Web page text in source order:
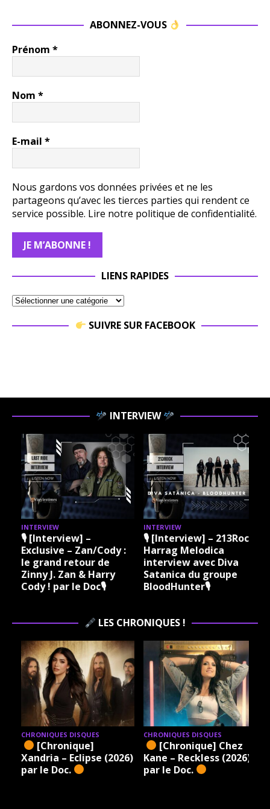
ABONNEZ-VOUS
Prénom *
Nom *
E-mail *
Nous gardons vos données privées et ne les
partageons qu’avec les tierces parties qui rendent ce
service possible. Lire notre politique de confidentialité.
LIENS RAPIDES
SUIVRE SUR FACEBOOK
INTERVIEW
INTERVIEW
🎙 [Interview] –
Exclusive – Zan/Cody :
le grand retour de
Zinny J. Zan & Harry
Cody ! par le Doc🎙
INTERVIEW
🎙 [Interview] – 213Rock
Harrag Melodica
interview avec Diva
Satanica du groupe
BloodHunter🎙
LES CHRONIQUES !
CHRONIQUES DISQUES
[Chronique]
Xandria – Eclipse (2026)
par le Doc.
CHRONIQUES DISQUES
[Chronique] Chez
Kane – Reckless (2026)
par le Doc.